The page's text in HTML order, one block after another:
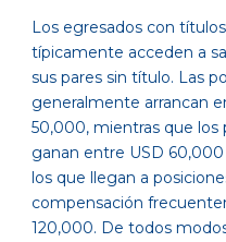
Los egresados con
típicamente acceden a
sus pares sin título. Las
generalmente arrancan
50,000, mientras que los
ganan entre USD
los que llegan a
compensación
120,000. De todos